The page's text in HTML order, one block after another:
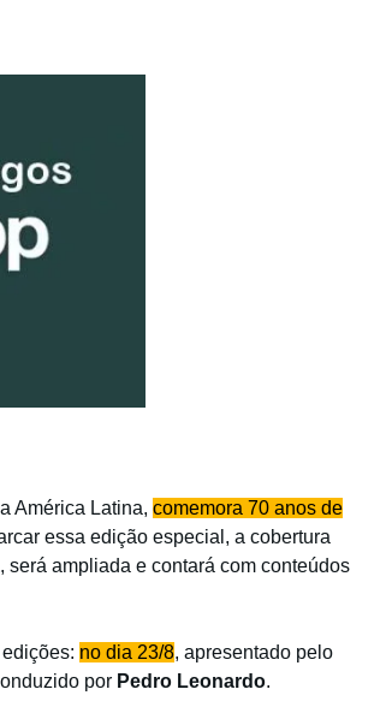
América Latina, comemora 70 anos de
essa edição especial, a cobertura
será ampliada e contará com conteúdos
no dia 23/8, apresentado pelo
por Pedro Leonardo.